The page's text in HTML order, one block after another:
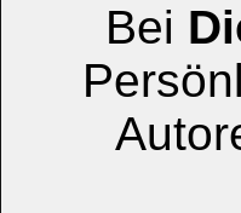
Bei